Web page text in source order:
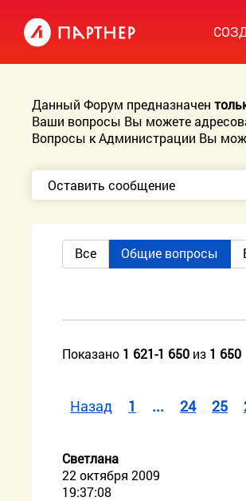
Данный Форум предназначен
Ваши вопросы Вы можете
Вопросы к Администрации Вы
Оставить сообщение
Все Общие вопросы
Показано 1 621-1 650 из 1 650
Назад 1 ... 24 25
Светлана
22 октября 2009
19:37:08